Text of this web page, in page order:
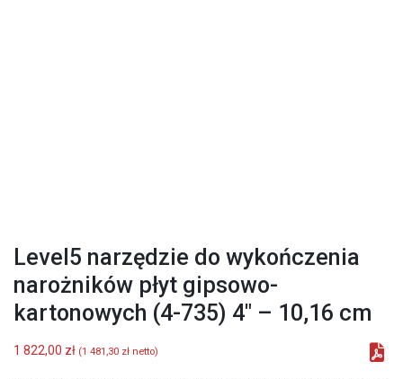
Level5 narzędzie do wykończenia
narożników płyt gipsowo-
kartonowych (4-735) 4″ – 10,16 cm
1 822,00 zł (1 481,30 zł netto)